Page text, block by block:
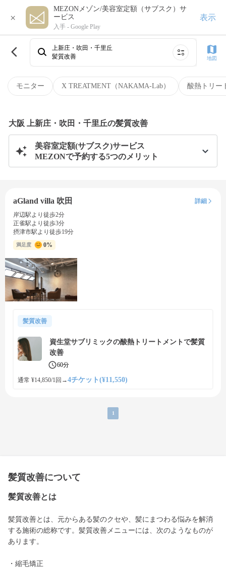
×
MEZONメゾン/美容室定額（サブスク）サ
ービス
入手 - Google Play
表示
モニター X TREATMENT（NAKAMA-Lab） 酸熱トリー
上新庄・吹田・千里丘
髪質改善
地図
大阪 上新庄・吹田・千里丘の髪質改善
美容室定額(サブスク)サービス
MEZONで予約する5つのメリット
aGland villa 吹田
詳細
岸辺駅より徒歩2分
正雀駅より徒歩3分
摂津市駅より徒歩19分
満足度 0%
髪質改善
資生堂サブリミックの酸熱トリートメントで髪質
改善
60分
通常 ¥14,850/1回 →4チケット(¥11,550)
1
髪質改善について
髪質改善とは
髪質改善とは、元からある髪のクセや、髪にまつわる悩みを解消
する施術の総称です。髪質改善メニューには、次のようなものが
あります。
・縮毛矯正